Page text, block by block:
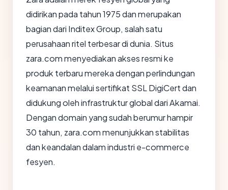
didirikan pada tahun 1975 dan merupakan
bagian dari Inditex Group, salah satu
perusahaan ritel terbesar di dunia. Situs
zara.com menyediakan akses resmi ke
produk terbaru mereka dengan perlindungan
keamanan melalui sertifikat SSL DigiCert dan
didukung oleh infrastruktur global dari Akamai.
Dengan domain yang sudah berumur hampir
30 tahun, zara.com menunjukkan stabilitas
dan keandalan dalam industri e-commerce
fesyen.